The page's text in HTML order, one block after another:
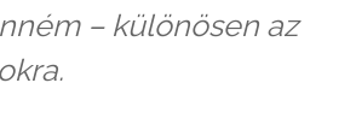
– különösen az